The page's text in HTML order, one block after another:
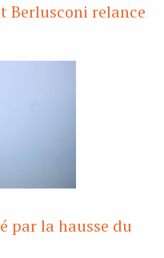
Berlusconi relance
par la hausse du